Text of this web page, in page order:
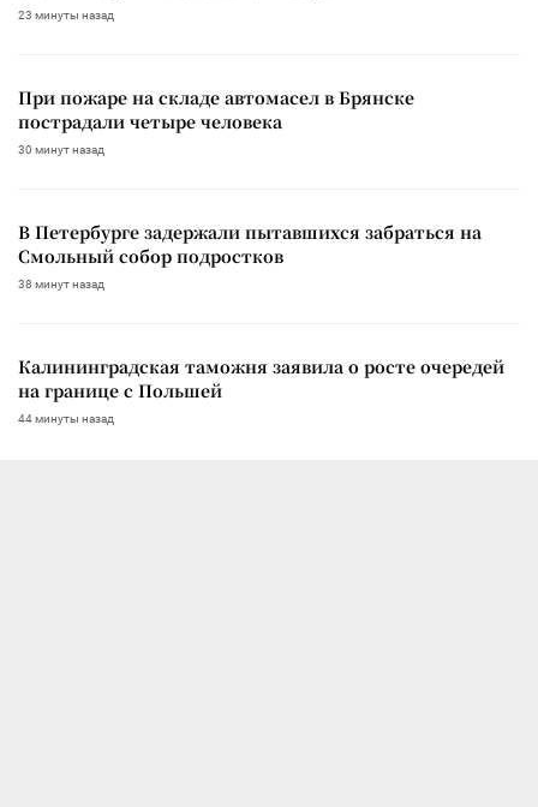
23 минуты назад
При пожаре на складе автомасел в Брянске
пострадали четыре человека
30 минут назад
В Петербурге задержали пытавшихся забраться на
Смольный собор подростков
38 минут назад
Калининградская таможня заявила о росте очередей
на границе с Польшей
44 минуты назад